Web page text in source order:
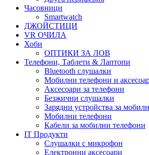
Часовници
Smartwatch
ДЖОЙСТИЦИ
VR ОЧИЛА
Хоби
ОПТИКИ ЗА ЛОВ
Телефони, Таблети & Лаптопи
Bluetooth слушалки
Мобилни телефони и
Аксесоари за телефони
Безжични слушалки
Зарядни устройства за
Мобилни телефони
Кабели за мобилни телефони
IT Продукти
Слушалки с микрофон
Електронни аксесоари